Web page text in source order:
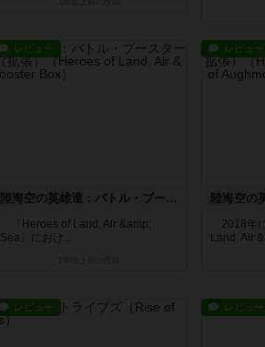
レビュー
陸海空の英雄達：バトル・ブースター・ボックス（拡張）
『Heroes of Land, Air &amp;
Sea』におけ...
レビュー
2018年
Land, Air
レビュー レビュー